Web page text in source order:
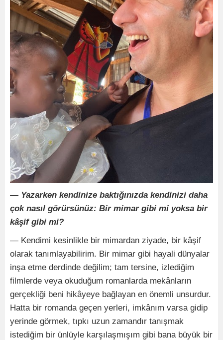
— Yazarken kendinize baktığınızda kendinizi daha
çok nasıl görürsünüz: Bir mimar gibi mi yoksa bir
kâşif gibi mi?
— Kendimi kesinlikle bir mimardan ziyade, bir kâşif
olarak tanımlayabilirim. Bir mimar gibi hayali dünyalar
inşa etme derdinde değilim; tam tersine, izlediğim
filmlerde veya okuduğum romanlarda mekânların
gerçekliği beni hikâyeye bağlayan en önemli unsurdur.
Hatta bir romanda geçen yerleri, imkânım varsa gidip
yerinde görmek, tıpkı uzun zamandır tanışmak
istediğim bir ünlüyle karşılaşmışım gibi bana büyük bir